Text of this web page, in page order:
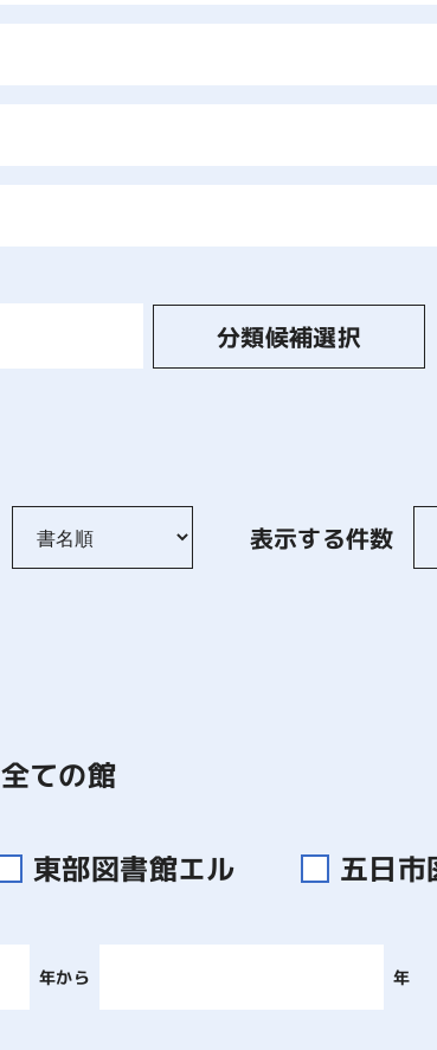
分類候補選択
表示する件数
全ての館
東部図書館エル 五日
年から 年